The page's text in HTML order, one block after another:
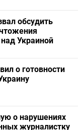
обсудить
Украиной
о готовности
о нарушениях
журналистку